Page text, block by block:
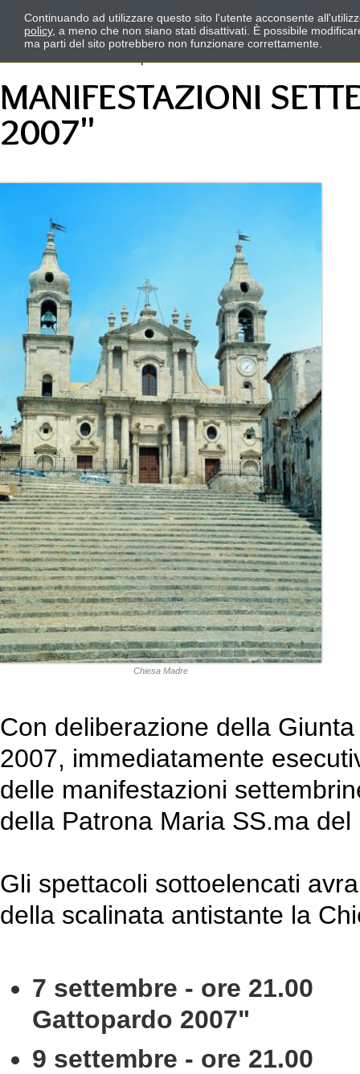
MANIFESTAZIONI
2007"
Chiesa Madre
Con deliberazione della
2007, immediatamente
delle manifestazioni
della Patrona Maria SS.ma del
Gli spettacoli sottoelencati
della scalinata antistante la
7 settembre - ore 21.00
Gattopardo 2007"
9 settembre - ore 21.00
Continuando ad utilizzare questo sito l'utente acconsente
policy, a meno che non siano stati disattivati. È possibile
ma parti del sito potrebbero non funzionare correttamente.